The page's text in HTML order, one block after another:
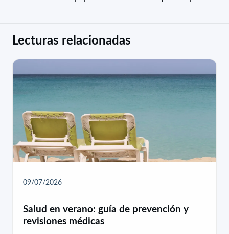
Lecturas relacionadas
09/07/2026
Salud en verano: guía de prevención y
revisiones médicas